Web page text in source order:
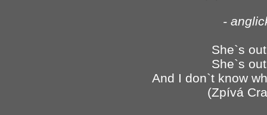
-
She`s
She`s
And I don`t know
(Zpívá